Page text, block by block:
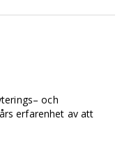
och
erfarenhet av att